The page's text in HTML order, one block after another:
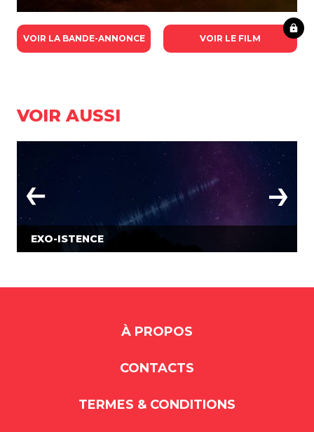
VOIR LA BANDE-ANNONCE VOIR LE FILM
VOIR AUSSI
EXO-ISTENCE
À PROPOS
CONTACTS
TERMES & CONDITIONS